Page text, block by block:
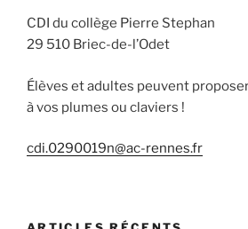
CDI du collège Pierre Stephan
29 510 Briec-de-l’Odet
Élèves et adultes peuvent
à vos plumes ou claviers !
cdi.0290019n@ac-rennes.fr